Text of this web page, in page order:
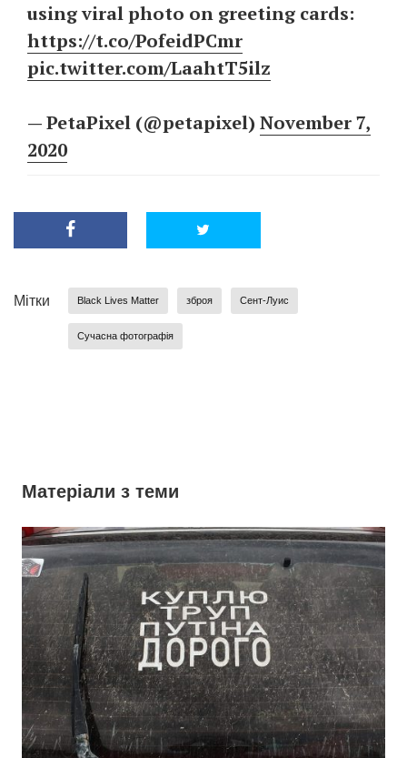
using viral photo on greeting cards:
https://t.co/PofeidPCmr
pic.twitter.com/LaahtT5ilz
— PetaPixel (@petapixel) November 7,
2020
Мітки Black Lives Matter зброя Сент-Луис
Сучасна фотографія
Матеріали з теми